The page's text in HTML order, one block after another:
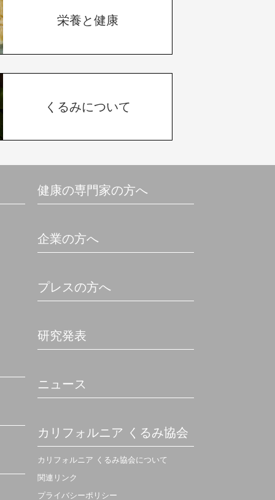
栄養と健康
くるみについて
健康の専門家の方へ
企業の方へ
プレスの方へ
研究発表
ニュース
カリフォルニア くるみ協会
カリフォルニア くるみ協会について
関連リンク
プライバシーポリシー